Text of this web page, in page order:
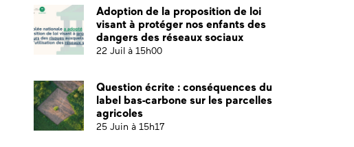
Adoption de la proposition de loi
visant à protéger nos enfants des
dangers des réseaux sociaux
22 Juil à 15h00
Question écrite : conséquences du
label bas-carbone sur les parcelles
agricoles
25 Juin à 15h17